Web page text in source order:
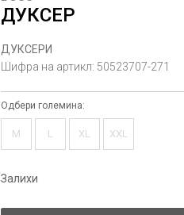
ДУКСЕР
ДУКСЕРИ
Шифра на артикл: 50523707-271
Одбери големина:
M L XL XXL
Залихи